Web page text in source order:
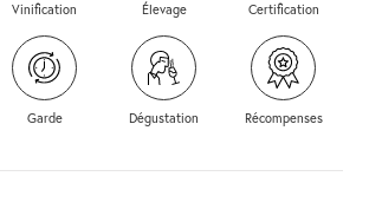
Vinification Élevage Certification
Garde Dégustation Récompenses